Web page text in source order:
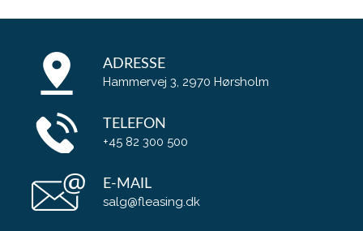
ADRESSE
Hammervej 3, 2970 Hørsholm
TELEFON
+45 82 300 500
E-MAIL
salg@fleasing.dk